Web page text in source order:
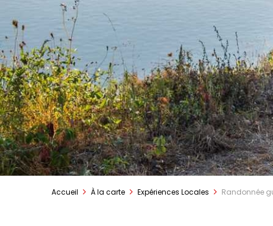
Accueil À la carte Expériences Locales Randonnée